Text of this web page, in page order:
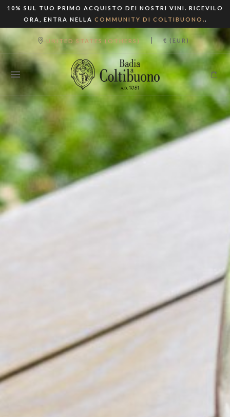
10% SUL TUO PRIMO ACQUISTO DEI NOSTRI VINI. RICEVILO
ORA, ENTRA NELLA COMMUNITY DI COLTIBUONO..
UNITED STATES (OTHERS) | € (EUR)